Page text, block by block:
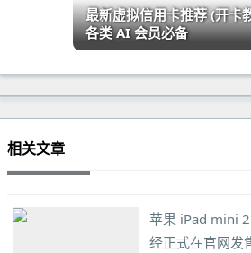
最新虚拟信用卡推荐 (开卡
各类 AI 会员必备
相关文章
苹果 iPad mini
经正式在官网发